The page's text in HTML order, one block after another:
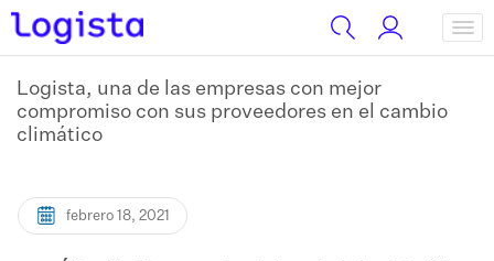
Logista, una de las empresas con mejor
compromiso con sus proveedores en el cambio
climático
febrero 18, 2021